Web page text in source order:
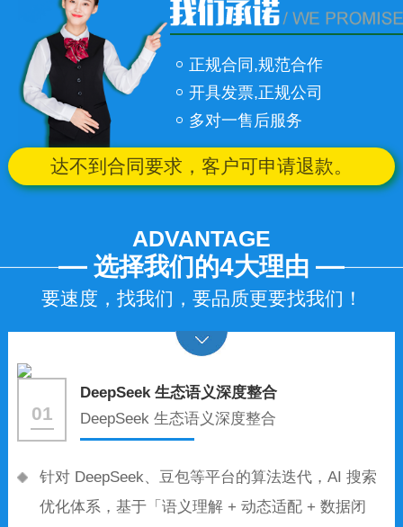
正规合同,规范合作
开具发票,正规公司
多对一售后服务
达不到合同要求，客户可申请退款。
ADVANTAGE
选择我们的4大理由
要速度，找我们，要品质更要找我们！
01
DeepSeek 生态语义深度整合
DeepSeek 生态语义深度整合
针对 DeepSeek、豆包等平台的算法迭代，AI 搜索
优化体系，基于「语义理解 + 动态适配 + 数据闭